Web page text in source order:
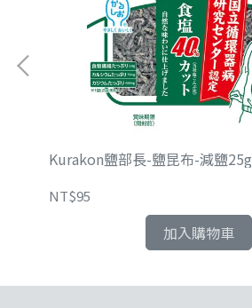
Kurakon鹽部長-鹽昆布-減鹽25g
NT$95
加入購物車